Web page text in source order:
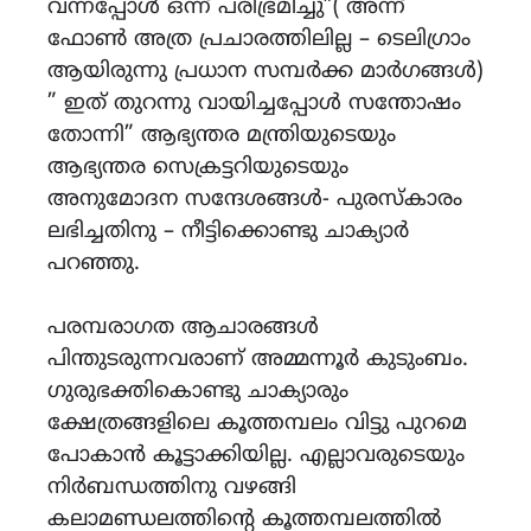
വന്നപ്പോൾ ഒന്ന് പരിഭ്രമിച്ചു”( അന്ന്
ഫോൺ അത്ര പ്രചാരത്തിലില്ല – ടെലിഗ്രാം
ആയിരുന്നു പ്രധാന സമ്പർക്ക മാർഗങ്ങൾ)
” ഇത് തുറന്നു വായിച്ചപ്പോൾ സന്തോഷം
തോന്നി” ആഭ്യന്തര മന്ത്രിയുടെയും
ആഭ്യന്തര സെക്രട്ടറിയുടെയും
അനുമോദന സന്ദേശങ്ങൾ- പുരസ്കാരം
ലഭിച്ചതിനു – നീട്ടിക്കൊണ്ടു ചാക്യാർ
പറഞ്ഞു.
പരമ്പരാഗത ആചാരങ്ങൾ
പിന്തുടരുന്നവരാണ് അമ്മന്നൂർ കുടുംബം.
ഗുരുഭക്തികൊണ്ടു ചാക്യാരും
ക്ഷേത്രങ്ങളിലെ കൂത്തമ്പലം വിട്ടു പുറമെ
പോകാൻ കൂട്ടാക്കിയില്ല. എല്ലാവരുടെയും
നിർബന്ധത്തിനു വഴങ്ങി
കലാമണ്ഡലത്തിന്റെ കൂത്തമ്പലത്തിൽ